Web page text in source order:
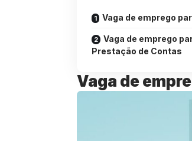
Vaga de emprego
Vaga de emprego
Prestação de Contas
Vaga de